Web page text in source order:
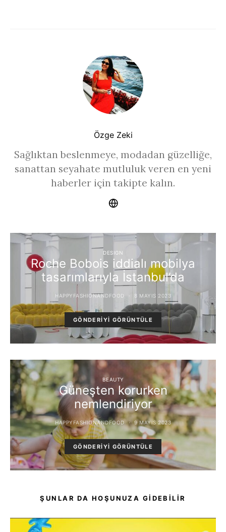
Özge Zeki
Sağlıktan beslenmeye, modadan güzelliğe,
sanattan seyahate mutluluk veren en yeni
haberler için takipte kalın.
DESIGN
Roche Bobois iddialı mobilya
tasarımlarıyla İstanbul’da
HAPPYFASHIONANDFOOD 8 MAYIS 2023
GÖNDERIYI GÖRÜNTÜLE
BEAUTY
Güneşten korurken
nemlendiriyor
HAPPYFASHIONANDFOOD 9 MAYIS 2023
GÖNDERIYI GÖRÜNTÜLE
ŞUNLAR DA HOŞUNUZA GIDEBILIR